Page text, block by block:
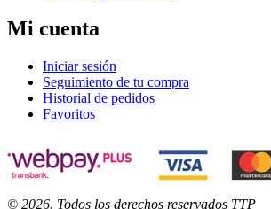
Mi cuenta
Iniciar sesión
Seguimiento de tu compra
Historial de pedidos
Favoritos
© 2026. Todos los derechos reservados TTP